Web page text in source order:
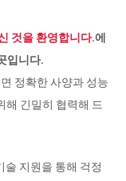
것을 환영합니다.에
입니다.
정확한 사양과 성능
해 긴밀히 협력해 드
술 지원을 통해 걱정